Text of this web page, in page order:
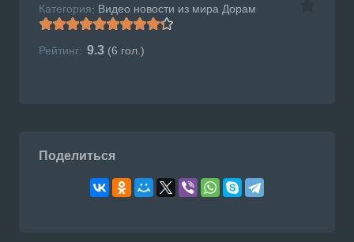
Категория: Видео новости из мира Дорам
Рейтинг: 9.3 (6 гол.)
Поделиться